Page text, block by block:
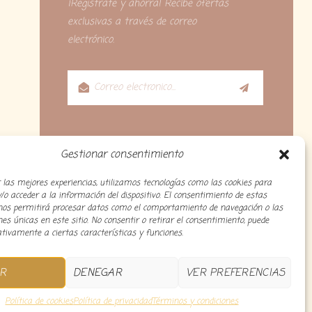
Gestionar consentimiento
mejores experiencias, utilizamos tecnologías como las cookies para
acceder a la información del dispositivo. El consentimiento de estas
permitirá procesar datos como el comportamiento de navegación o las
únicas en este sitio. No consentir o retirar el consentimiento, puede
a ciertas características y funciones.
DENEGAR VER PREFERENCIAS
Política de cookiesPolítica de privacidadTérminos y condiciones
¡Regístrate y ahorra! Recibe ofertas
exclusivas a través de correo
electrónico.